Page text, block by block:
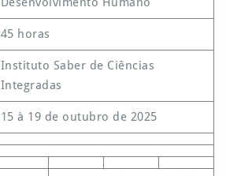
45 horas
Instituto Saber de Ciências
Integradas
15 à 19 de outubro de 2025